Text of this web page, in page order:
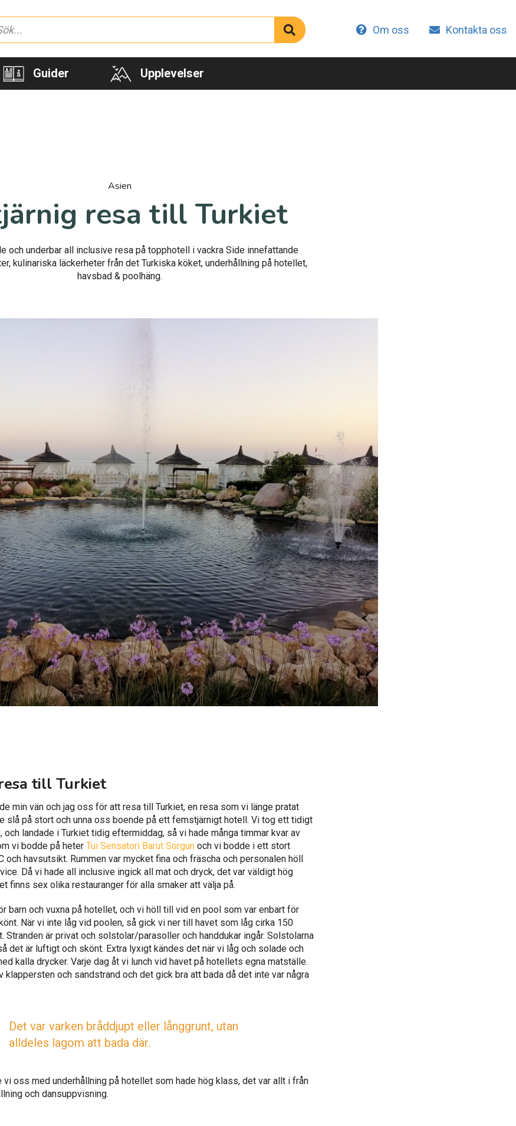
Om oss Kontakta oss
Guider Upplevelser
Asien
resa till Turkiet
och underbar all inclusive resa på topphotell i vackra Side innefattande
kulinariska läckerheter från det Turkiska köket, underhållning på hotellet,
havsbad & poolhäng.
till Turkiet
min vän och jag oss för att resa till Turkiet, en resa som vi länge pratat
slå på stort och unna oss boende på ett femstjärnigt hotell. Vi tog ett tidigt
och landade i Turkiet tidig eftermiddag, så vi hade många timmar kvar av
vi bodde på heter Tui Sensatori Barut Sorgunoch vi bodde i ett stort
och havsutsikt. Rummen var mycket fina och fräscha och personalen höll
Då vi hade all inclusive ingick all mat och dryck, det var väldigt hög
finns sex olika restauranger för alla smaker att välja på.
barn och vuxna på hotellet, och vi höll till vid en pool som var enbart för
När vi inte låg vid poolen, så gick vi ner till havet som låg cirka 150
Stranden är privat och solstolar/parasoller och handdukar ingår. Solstolarna
det är luftigt och skönt. Extra lyxigt kändes det när vi låg och solade och
kalla drycker. Varje dag åt vi lunch vid havet på hotellets egna matställe.
klappersten och sandstrand och det gick bra att bada då det inte var några
Det var varken bråddjupt eller långgrunt, utan
alldeles lagom att bada där.
vi oss med underhållning på hotellet som hade hög klass, det var allt i från
och dansuppvisning.